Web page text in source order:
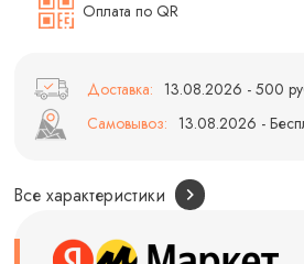
Оплата по QR
Доставка: 13.08.2026 - 500
Самовывоз: 13.08.2026 -
Все характеристики